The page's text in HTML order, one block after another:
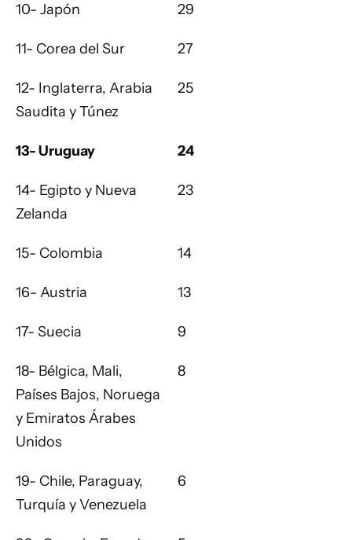
10- Japón 29
11- Corea del Sur 27
12- Inglaterra, Arabia
Saudita y Túnez
25
13- Uruguay 24
14- Egipto y Nueva
Zelanda
23
15- Colombia 14
16- Austria 13
17- Suecia 9
18- Bélgica, Mali,
Países Bajos, Noruega
y Emiratos Árabes
Unidos
8
19- Chile, Paraguay,
Turquía y Venezuela
6